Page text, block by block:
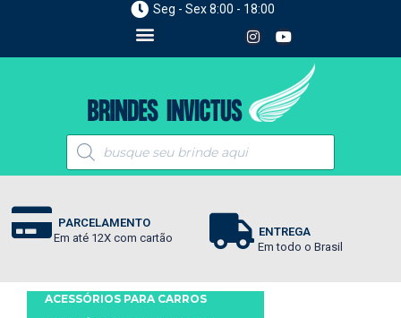
Seg - Sex 8:00 - 18:00
PARCELAMENTO
Em até 12X com cartão
ENTREGA
Em todo o Brasil
ACESSÓRIOS PARA CARROS